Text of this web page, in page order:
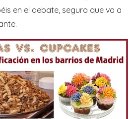
en el debate, seguro que va a